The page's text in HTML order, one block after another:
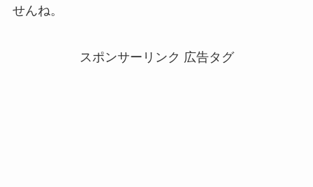
せんね。
スポンサーリンク 広告タグ